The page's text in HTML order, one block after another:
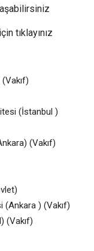
için tıklayınız
(İstanbul )
(Vakıf)
(Ankara ) (Vakıf)
(Vakıf)